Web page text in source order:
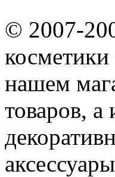
© 2007-
нашем
товаров,